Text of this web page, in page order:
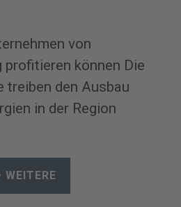
von
profitieren können Die
treiben den Ausbau
in der Region
WEITERE